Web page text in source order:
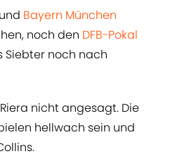
und Bayern München
noch den DFB-Pokal
Siebter noch nach
nicht angesagt. Die
hellwach sein und